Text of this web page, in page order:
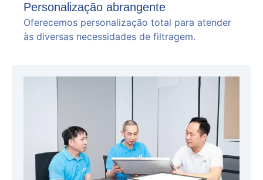
Personalização abrangente
Oferecemos personalização total para atender
às diversas necessidades de filtragem.